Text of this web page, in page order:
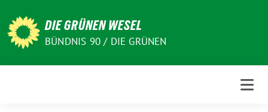
zum
Inhalt
DIE GRÜNEN WESEL
BÜNDNIS 90 / DIE GRÜNEN